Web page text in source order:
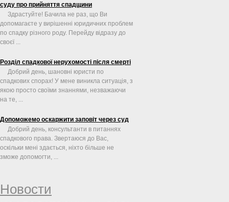
суду про прийняття спадщини
Здрастуйте! Бачила не раз, що Ви
допомагаєте у вирішенні юридичних проблем
по спадку різного роду. Перейду відразу до
своєї ...
Розділ спадкової нерухомості після смерті
Добрий день, шановні юристи по
спадкових спорах! У мене виникла ситуація, з
якою просто своїми знаннями, незважаючи
на те, ...
Допоможемо оскаржити заповіт через суд
Добрий день, консультанти в питаннях
спадкового права. Звертаюся до Вас,
оскільки мені здається, ніхто більше не
зможе допомогти, ...
Новости